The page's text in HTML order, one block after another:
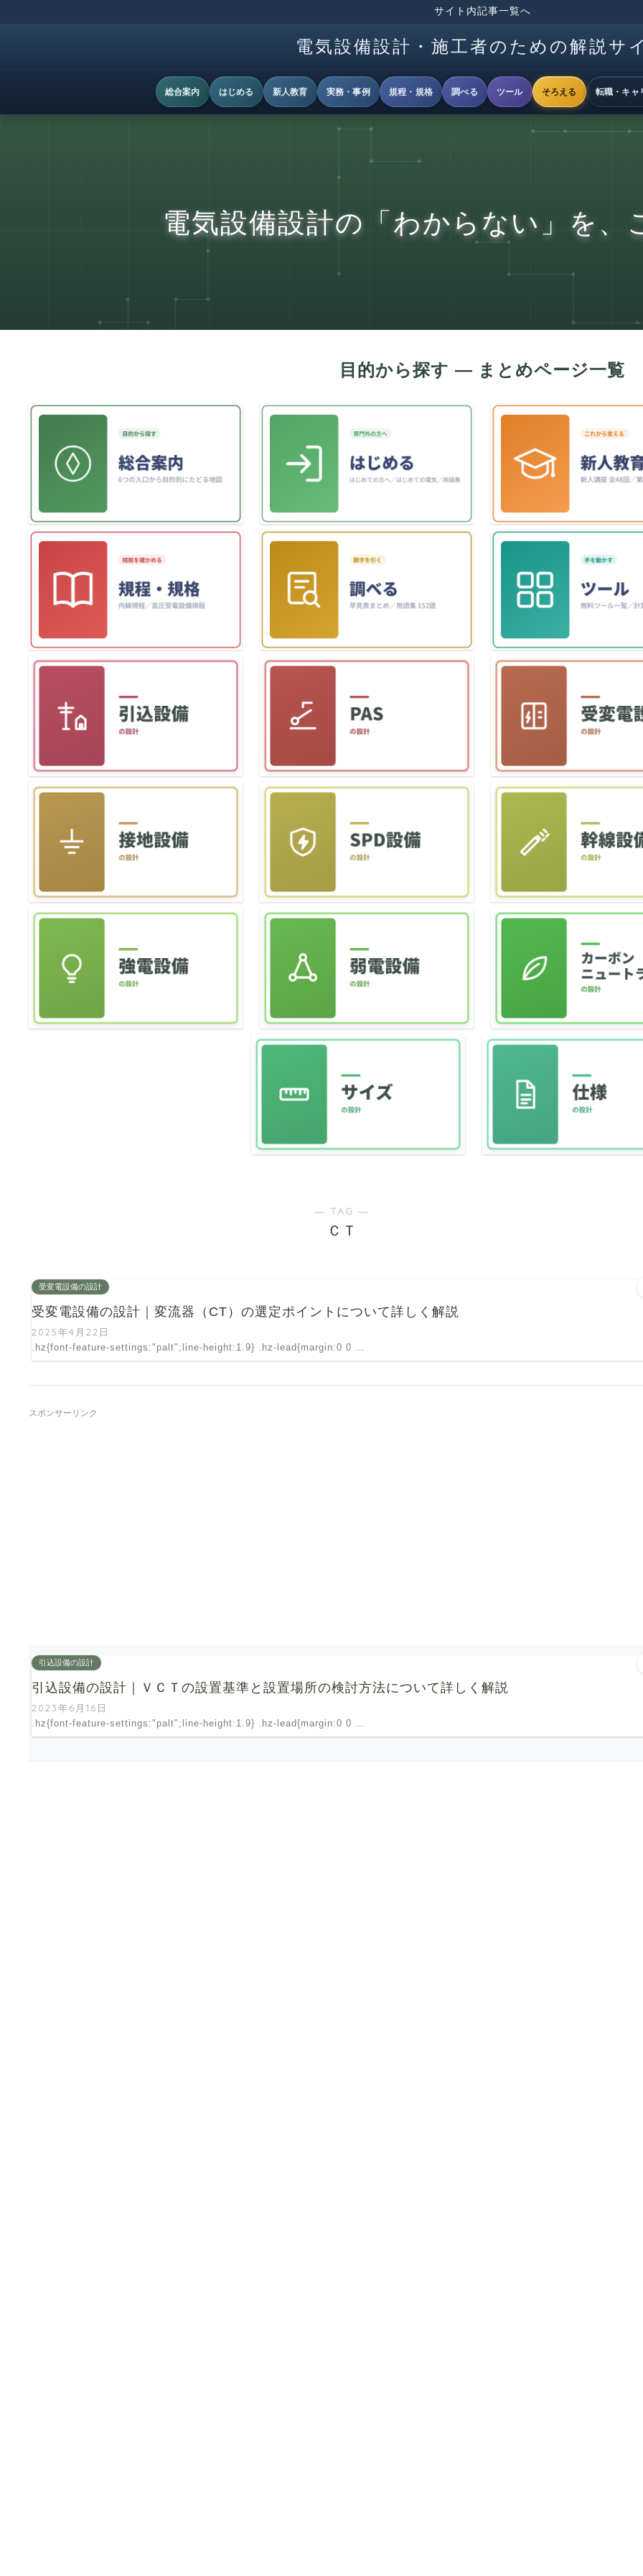
サイト内記事一覧へ
電気設備設計・施工者のための解説サ
総合案内 はじめる 新人教育 実務・事例 規程・規格 調べる ツール そろえる 転職・キャ
電気設備設計の「わからない」を、
― TAG ―
ＣＴ
受変電設備の設計
受変電設備の設計｜変流器（CT）の選定ポイントについて詳しく解説
2025年4月22日
.hz{font-feature-settings:"palt";line-height:1.9} .hz-lead{margin:0 0 …
スポンサーリンク
引込設備の設計
引込設備の設計｜ＶＣＴの設置基準と設置場所の検討方法について詳しく解説
2023年6月16日
.hz{font-feature-settings:"palt";line-height:1.9} .hz-lead{margin:0 0 …